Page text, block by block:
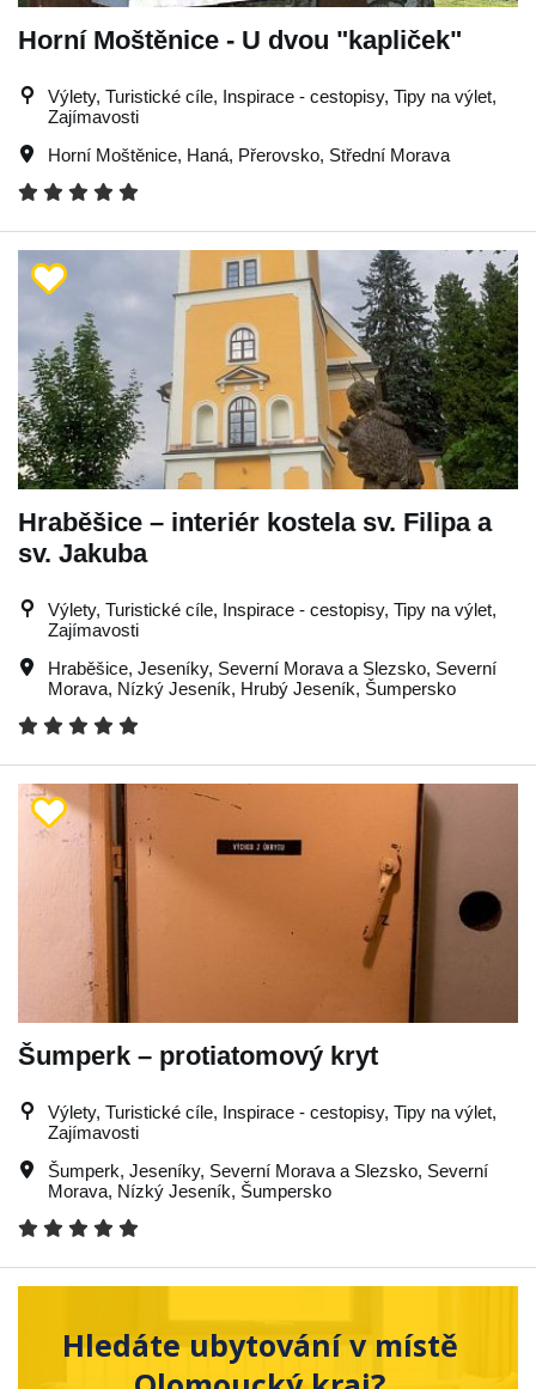
Horní Moštěnice - U dvou "kapliček"
Výlety, Turistické cíle, Inspirace - cestopisy, Tipy na výlet,
Zajímavosti
Horní Moštěnice, Haná, Přerovsko, Střední Morava
Hraběšice – interiér kostela sv. Filipa a
sv. Jakuba
Výlety, Turistické cíle, Inspirace - cestopisy, Tipy na výlet,
Zajímavosti
Hraběšice, Jeseníky, Severní Morava a Slezsko, Severní
Morava, Nízký Jeseník, Hrubý Jeseník, Šumpersko
Šumperk – protiatomový kryt
Výlety, Turistické cíle, Inspirace - cestopisy, Tipy na výlet,
Zajímavosti
Šumperk, Jeseníky, Severní Morava a Slezsko, Severní
Morava, Nízký Jeseník, Šumpersko
Hledáte ubytování v místě